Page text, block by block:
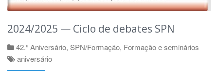
2024/2025 — Ciclo de debates SPN
42.º Aniversário, SPN/Formação, Formação e seminários
aniversário